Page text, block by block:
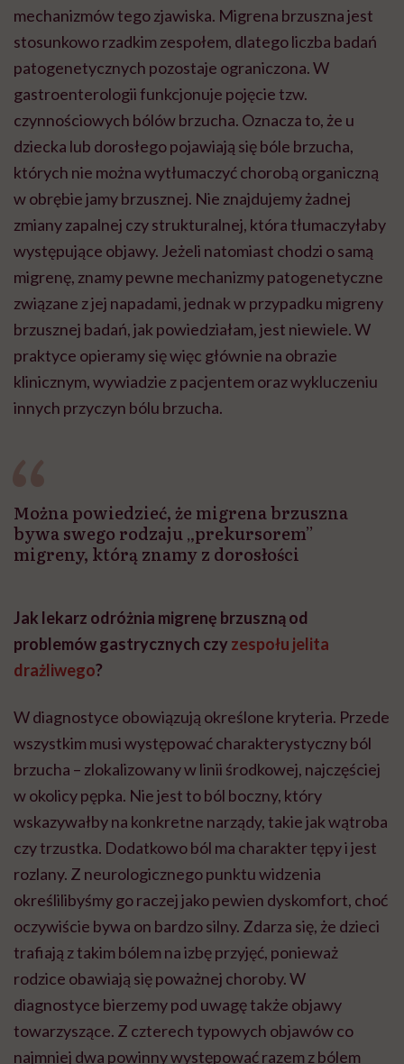
mechanizmów tego zjawiska. Migrena brzuszna jest
stosunkowo rzadkim zespołem, dlatego liczba badań
patogenetycznych pozostaje ograniczona. W
gastroenterologii funkcjonuje pojęcie tzw.
czynnościowych bólów brzucha. Oznacza to, że u
dziecka lub dorosłego pojawiają się bóle brzucha,
których nie można wytłumaczyć chorobą organiczną
w obrębie jamy brzusznej. Nie znajdujemy żadnej
zmiany zapalnej czy strukturalnej, która tłumaczyłaby
występujące objawy. Jeżeli natomiast chodzi o samą
migrenę, znamy pewne mechanizmy patogenetyczne
związane z jej napadami, jednak w przypadku migreny
brzusznej badań, jak powiedziałam, jest niewiele. W
praktyce opieramy się więc głównie na obrazie
klinicznym, wywiadzie z pacjentem oraz wykluczeniu
innych przyczyn bólu brzucha.
Można powiedzieć, że migrena brzuszna
bywa swego rodzaju „prekursorem”
migreny, którą znamy z dorosłości
Jak lekarz odróżnia migrenę brzuszną od
problemów gastrycznych czy zespołu jelita
drażliwego?
W diagnostyce obowiązują określone kryteria. Przede
wszystkim musi występować charakterystyczny ból
brzucha – zlokalizowany w linii środkowej, najczęściej
w okolicy pępka. Nie jest to ból boczny, który
wskazywałby na konkretne narządy, takie jak wątroba
czy trzustka. Dodatkowo ból ma charakter tępy i jest
rozlany. Z neurologicznego punktu widzenia
określilibyśmy go raczej jako pewien dyskomfort, choć
oczywiście bywa on bardzo silny. Zdarza się, że dzieci
trafiają z takim bólem na izbę przyjęć, ponieważ
rodzice obawiają się poważnej choroby. W
diagnostyce bierzemy pod uwagę także objawy
towarzyszące. Z czterech typowych objawów co
najmniej dwa powinny występować razem z bólem